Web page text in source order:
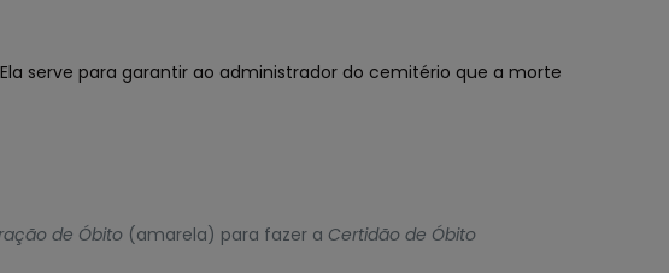
serve para garantir ao administrador do cemitério que a morte
de Óbito (amarela) para fazer a Certidão de Óbito